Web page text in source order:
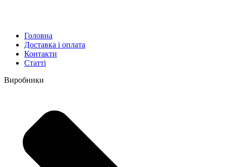
Головна
Доставка і оплата
Контакти
Статті
Виробники